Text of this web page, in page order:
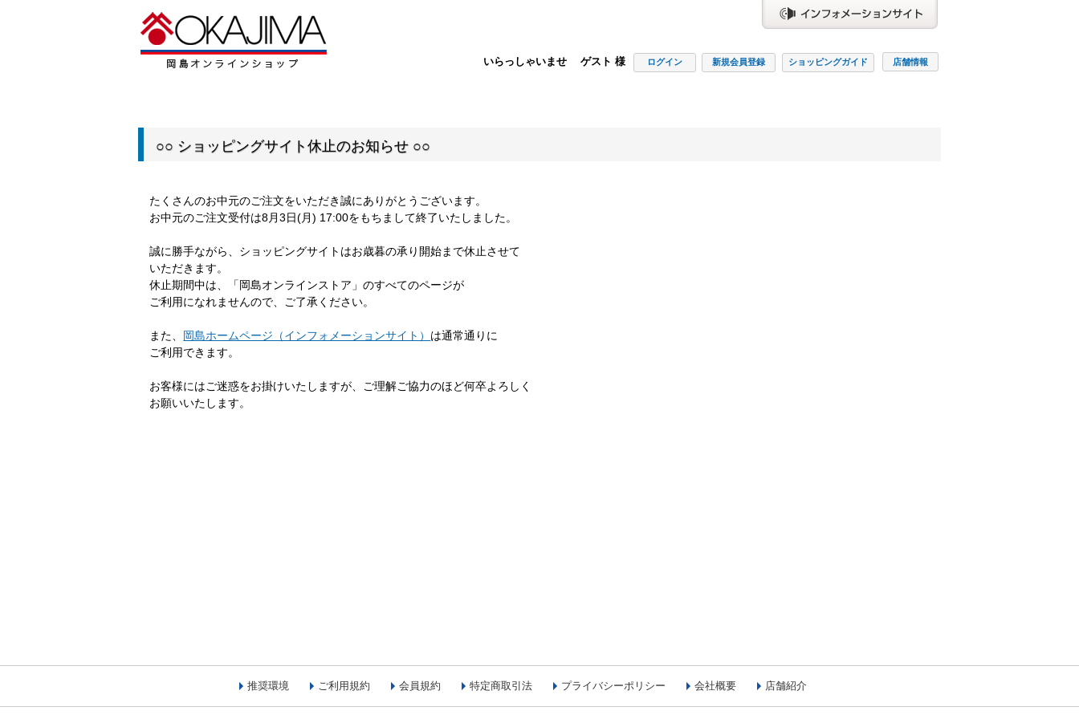
いらっしゃいませ ゲスト 様 ログイン 新規会員登録 ショッピングガイド 店舗情報
○○ ショッピングサイト休止のお知らせ ○○
たくさんのお中元のご注文をいただき誠にありがとうございます。
お中元のご注文受付は8月3日(月) 17:00をもちまして終了いたしました。
誠に勝手ながら、ショッピングサイトはお歳暮の承り開始まで休止させて
いただきます。
休止期間中は、「岡島オンラインストア」のすべてのページが
ご利用になれませんので、ご了承ください。
また、 岡島ホームページ（インフォメーションサイト） は通常通りに
ご利用できます。
お客様にはご迷惑をお掛けいたしますが、ご理解ご協力のほど何卒よろしく
お願いいたします。
推奨環境 ご利用規約 会員規約 特定商取引法 プライバシーポリシー 会社概要 店舗紹介